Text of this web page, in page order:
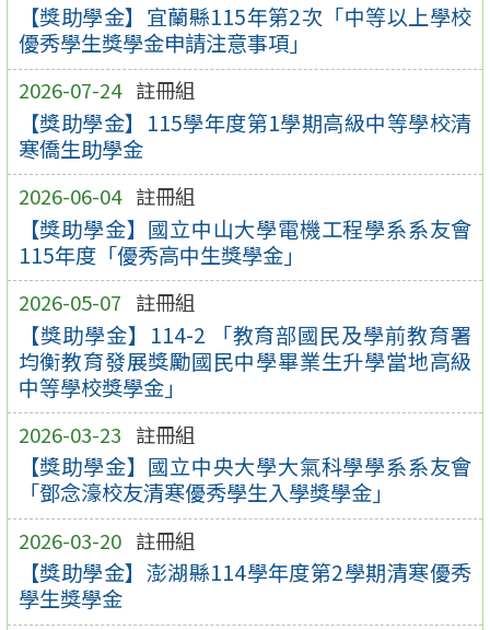
【獎助學金】宜蘭縣115年第2次「中等以上學校
優秀學生獎學金申請注意事項」
2026-07-24 註冊組
【獎助學金】115學年度第1學期高級中等學校清
寒僑生助學金
2026-06-04 註冊組
【獎助學金】國立中山大學電機工程學系系友會
115年度「優秀高中生獎學金」
2026-05-07 註冊組
【獎助學金】114-2 「教育部國民及學前教育署
均衡教育發展獎勵國民中學畢業生升學當地高級
中等學校獎學金」
2026-03-23 註冊組
【獎助學金】國立中央大學大氣科學學系系友會
「鄧念濠校友清寒優秀學生入學獎學金」
2026-03-20 註冊組
【獎助學金】澎湖縣114學年度第2學期清寒優秀
學生獎學金